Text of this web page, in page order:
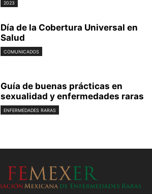
2023
Día de la Cobertura Universal en
Salud
COMUNICADOS
Guía de buenas prácticas en
sexualidad y enfermedades raras
ENFERMEDADES RARAS